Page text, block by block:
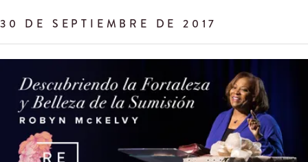
30 DE SEPTIEMBRE DE 2017